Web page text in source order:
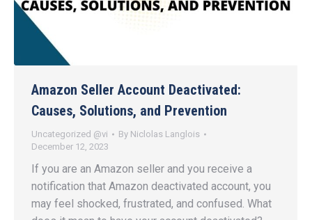
Amazon Seller Account Deactivated:
Causes, Solutions, and Prevention
Uncategorized @vi By Niclolas Langlois
December 12, 2023
If you are an Amazon seller and you receive a
notification that Amazon deactivated account, you
may feel shocked, frustrated, and confused. What